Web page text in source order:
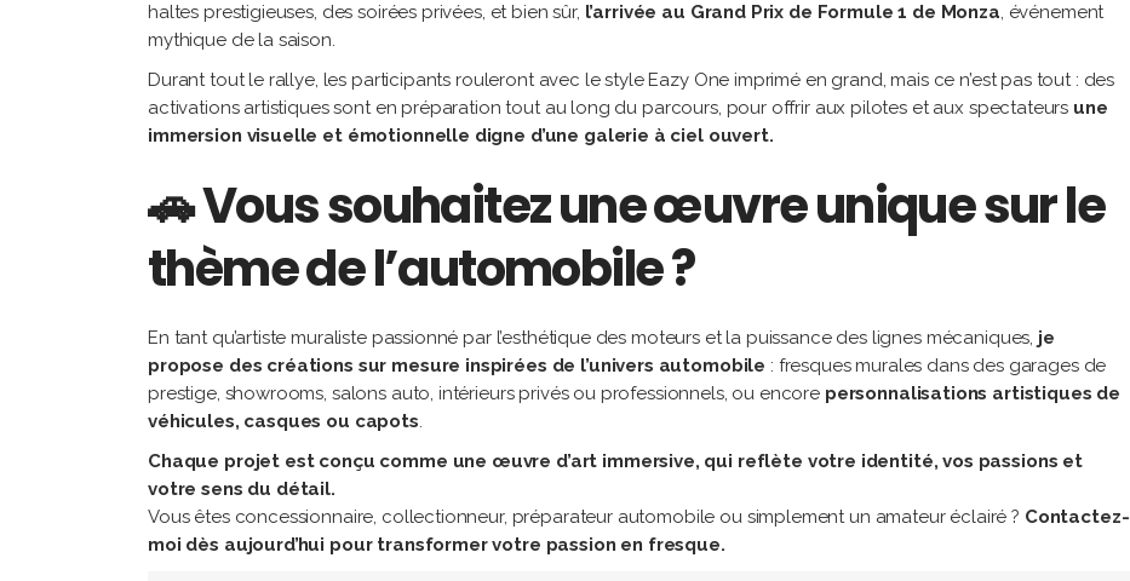
haltes prestigieuses, des soirées privées, et bien sûr, l’arrivée au Grand Prix de Formule 1 de Monza, événement
mythique de la saison.
Durant tout le rallye, les participants rouleront avec le style Eazy One imprimé en grand, mais ce n’est pas tout : des
activations artistiques sont en préparation tout au long du parcours, pour offrir aux pilotes et aux spectateurs une
immersion visuelle et émotionnelle digne d’une galerie à ciel ouvert.
🚗 Vous souhaitez une œuvre unique sur le
thème de l’automobile ?
En tant qu’artiste muraliste passionné par l’esthétique des moteurs et la puissance des lignes mécaniques, je
propose des créations sur mesure inspirées de l’univers automobile : fresques murales dans des garages de
prestige, showrooms, salons auto, intérieurs privés ou professionnels, ou encore personnalisations artistiques de
véhicules, casques ou capots.
Chaque projet est conçu comme une œuvre d’art immersive, qui reflète votre identité, vos passions et
votre sens du détail.
Vous êtes concessionnaire, collectionneur, préparateur automobile ou simplement un amateur éclairé ? Contactez-
moi dès aujourd’hui pour transformer votre passion en fresque.